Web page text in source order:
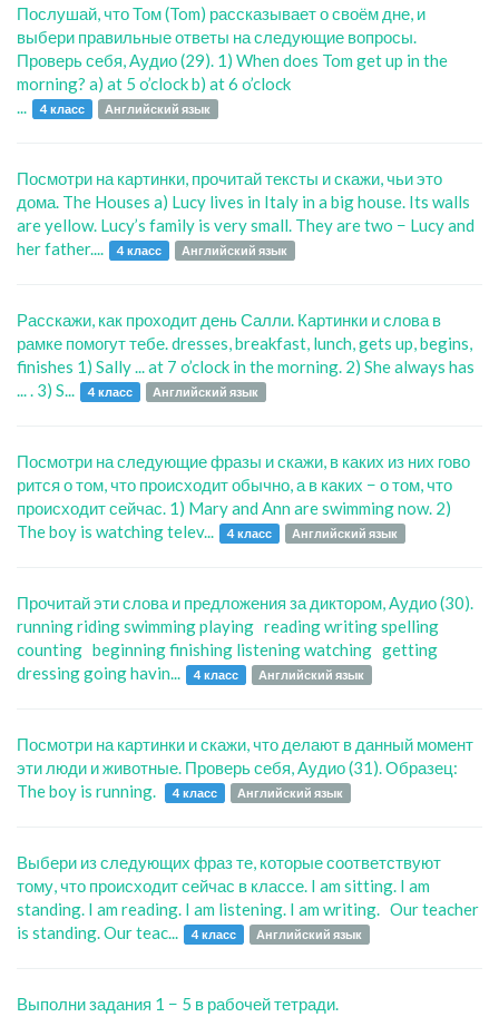
Послушай, что Том (Tom) рассказывает о своём дне, и
выбери правильные ответы на следующие вопросы.
Проверь себя, Аудио (29). 1) When does Tom get up in the
morning? a) at 5 o’clock b) at 6 o’clock
...
4 класс Английский язык
Посмотри на картинки, прочитай тексты и скажи, чьи это
дома. The Houses a) Lucy lives in Italy in a big house. Its walls
are yellow. Lucy’s family is very small. They are two − Lucy and
her father....
4 класс Английский язык
Расскажи, как проходит день Салли. Картинки и слова в
рамке помогут тебе. dresses, breakfast, lunch, gets up, begins,
finishes 1) Sally ... at 7 o’clock in the morning. 2) She always has
... . 3) S...
4 класс Английский язык
Посмотри на следующие фразы и скажи, в каких из них гово
рится о том, что происходит обычно, а в каких − о том, что
происходит сейчас. 1) Mary and Ann are swimming now. 2)
The boy is watching telev...
4 класс Английский язык
Прочитай эти слова и предложения за диктором, Аудио (30).
running riding swimming playing reading writing spelling
counting beginning finishing listening watching getting
dressing going havin...
4 класс Английский язык
Посмотри на картинки и скажи, что делают в данный момент
эти люди и животные. Проверь себя, Аудио (31). Образец:
The boy is running.
4 класс Английский язык
Выбери из следующих фраз те, которые соответствуют
тому, что происходит сейчас в классе. I am sitting. I am
standing. I am reading. I am listening. I am writing. Our teacher
is standing. Our teac...
4 класс Английский язык
Выполни задания 1 − 5 в рабочей тетради.